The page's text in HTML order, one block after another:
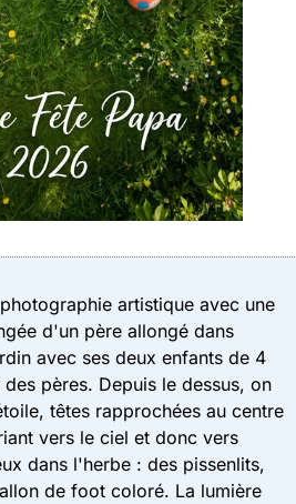
artistique avec une
d'un père allongé dans
avec ses deux enfants de 4
pères. Depuis le dessus, on
têtes rapprochées au centre
vers le ciel et donc vers
dans l'herbe : des pissenlits,
de foot coloré. La lumière